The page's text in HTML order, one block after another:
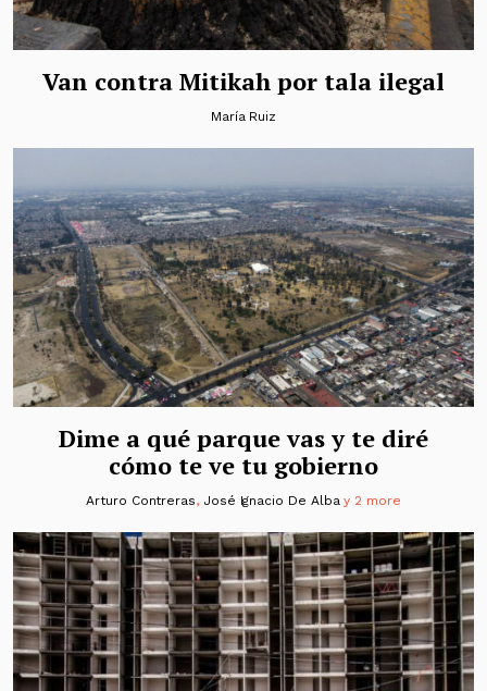
Van contra Mitikah por tala ilegal
María Ruiz
Dime a qué parque vas y te diré
cómo te ve tu gobierno
Arturo Contreras, José Ignacio De Albay 2 more